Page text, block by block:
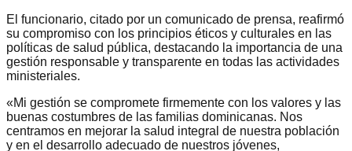
El funcionario, citado por un comunicado de prensa, reafirmó
su compromiso con los principios éticos y culturales en las
políticas de salud pública, destacando la importancia de una
gestión responsable y transparente en todas las actividades
ministeriales.
«Mi gestión se compromete firmemente con los valores y las
buenas costumbres de las familias dominicanas. Nos
centramos en mejorar la salud integral de nuestra población
y en el desarrollo adecuado de nuestros jóvenes,